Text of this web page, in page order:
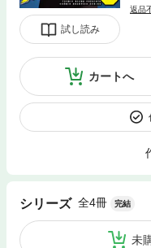
試し読み
返品
カートへ
シリーズ 全4冊 完結
未